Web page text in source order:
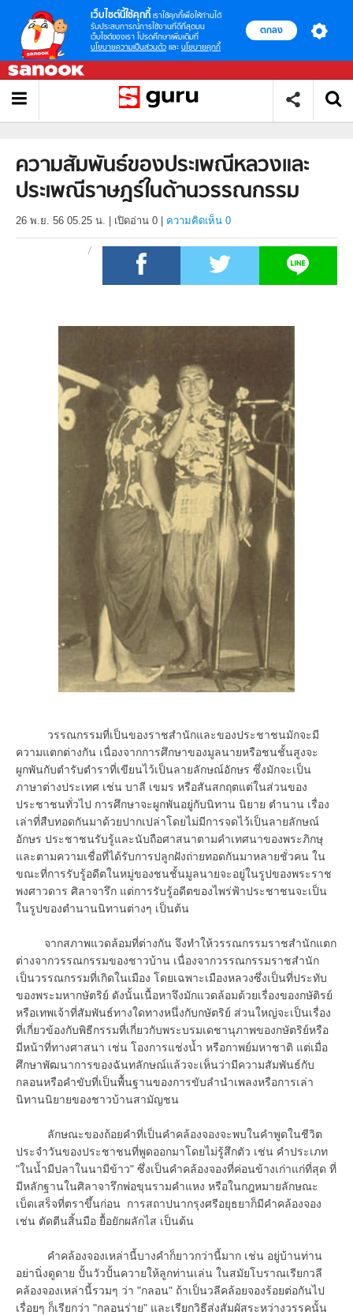
เว็บไซต์นี้ใช้คุกกี้ เราใช้คุกกี้เพื่อให้ท่านได้
รับประสบการณ์การใช้งานที่ดีที่สุดบน
เว็บไซต์ของเรา โปรดศึกษาเพิ่มเติมที่
นโยบายความเป็นส่วนตัว และ นโยบายคุกกี้
ตกลง
ความสัมพันธ์ของประเพณีหลวงและ
ประเพณีราษฎร์ในด้านวรรณกรรม
26 พ.ย. 56 05.25 น. เปิดอ่าน 0 ความคิดเห็น 0
วรรณกรรมที่เป็นของราชสำนักและของประชาชนมักจะมี
ความแตกต่างกัน เนื่องจากการศึกษาของมูลนายหรือชนชั้นสูงจะ
ผูกพันกับตำรับตำราที่เขียนไว้เป็นลายลักษณ์อักษร ซึ่งมักจะเป็น
ภาษาต่างประเทศ เช่น บาลี เขมร หรือสันสกฤตแต่ในส่วนของ
ประชาชนทั่วไป การศึกษาจะผูกพันอยู่กับนิทาน นิยาย ตำนาน เรื่อง
เล่าที่สืบทอดกันมาด้วยปากเปล่าโดยไม่มีการจดไว้เป็นลายลักษณ์
อักษร ประชาชนรับรู้และนับถือศาสนาตามคำเทศนาของพระภิกษุ
และตามความเชื่อที่ได้รับการปลูกฝังถ่ายทอดกันมาหลายชั่วคน ใน
ขณะที่การรับรู้อดีตในหมู่ของชนชั้นมูลนายจะอยู่ในรูปของพระราช
พงศาวดาร ศิลาจารึก แต่การรับรู้อดีตของไพร่ฟ้าประชาชนจะเป็น
ในรูปของตำนานนิทานต่างๆ เป็นต้น
จากสภาพแวดล้อมที่ต่างกัน จึงทำให้วรรณกรรมราชสำนักแตก
ต่างจากวรรณกรรมของชาวบ้าน เนื่องจากวรรณกรรมราชสำนัก
เป็นวรรณกรรมที่เกิดในเมือง โดยเฉพาะเมืองหลวงซึ่งเป็นที่ประทับ
ของพระมหากษัตริย์ ดังนั้นเนื้อหาจึงมักแวดล้อมด้วยเรื่องของกษัติรย์
หรือเทพเจ้าที่สัมพันธ์ทางใดทางหนึ่งกับกษัตริย์ ส่วนใหญ่จะเป็นเรื่อง
ที่เกี่ยวข้องกับพิธีกรรมที่เกี่ยวกับพระบรมเดชานุภาพของกษัตริย์หรือ
มีหน้าที่ทางศาสนา เช่น โองการแช่งน้ำ หรือกาพย์มหาชาติ แต่เมื่อ
ศึกษาพัฒนาการของฉันทลักษณ์แล้วจะเห็นว่ามีความสัมพันธ์กับ
กลอนหรือคำขับที่เป็นพื้นฐานของการขับลำนำเพลงหรือการเล่า
นิทานนิยายของชาวบ้านสามัญชน
ลักษณะของถ้อยคำที่เป็นคำคล้องจองจะพบในคำพูดในชีวิต
ประจำวันของประชาชนที่พูดออกมาโดยไม่รู้สึกตัว เช่น คำประเภท
"ในน้ำมีปลาในนามีข้าว" ซึ่งเป็นคำคล้องจองที่ค่อนข้างเก่าแก่ที่สุด ที่
มีหลักฐานในศิลาจารึกพ่อขุนรามคำแหง หรือในกฎหมายลักษณะ
เบ็ดเสร็จที่ตราขึ้นก่อน การสถาปนากรุงศรีอยุธยาก็มีคำคล้องจอง
เช่น ตัดตีนสิ้นมือ ยื้อยักผลักไส เป็นต้น
คำคล้องจองเหล่านี้บางคำก็ยาวกว่านี้มาก เช่น อยู่บ้านท่าน
อย่านิ่งดูดาย ปั้นวัวปั้นควายให้ลูกท่านเล่น ในสมัยโบราณเรียกวลี
คล้องจองเหล่านี้รวมๆ ว่า "กลอน" ถ้าเป็นวลีคล้อยจองร้อยต่อกันไป
เรื่อยๆ ก็เรียกว่า "กลอนร่าย" และเรียกวิธีส่งสัมผัสระหว่างวรรคนั้น